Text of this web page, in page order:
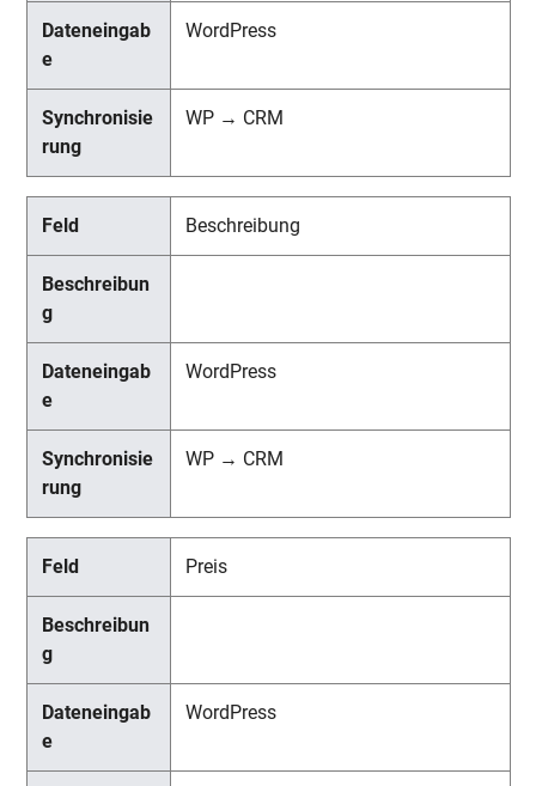
WordPress
WP → CRM
Beschreibung
WordPress
WP → CRM
Preis
WordPress